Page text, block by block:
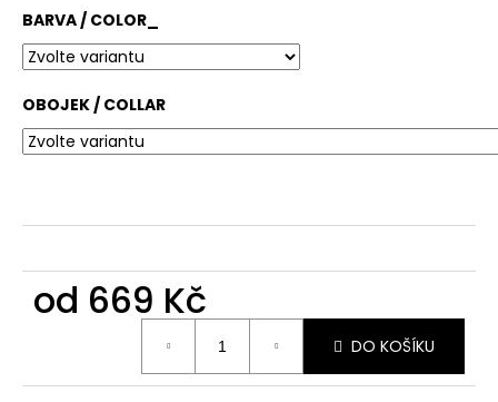
BARVA / COLOR_
OBOJEK / COLLAR
od 669 Kč
DO KOŠÍKU